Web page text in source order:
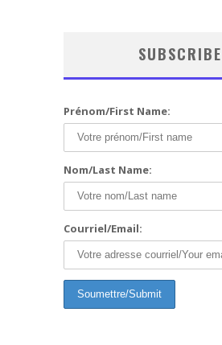
SUBSCRIBE
Prénom/First Name:
Nom/Last Name:
Courriel/Email: